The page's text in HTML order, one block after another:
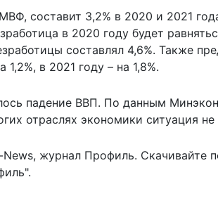
составит 3,2% в 2020 и 2021
в 2020 году будет
составлял 4,6%. Также
в 2021 году – на 1,8%.
падение ВВП. По данным
отраслях экономики ситуация не
, журнал Профиль. Скачивайте